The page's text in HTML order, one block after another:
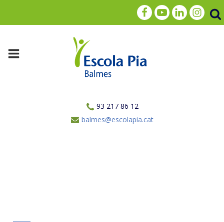
93 217 86 12
balmes@escolapia.cat